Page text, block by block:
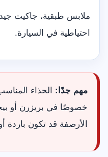
ملابس طبقية، جاكيت
احتياطية في السيارة.
مهم جدًا: الحذاء
خصوصًا في بريزرن أو
الأرصفة قد تكون باردة